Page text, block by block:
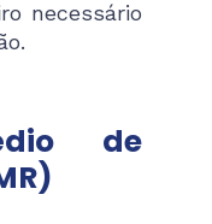
necessário
de